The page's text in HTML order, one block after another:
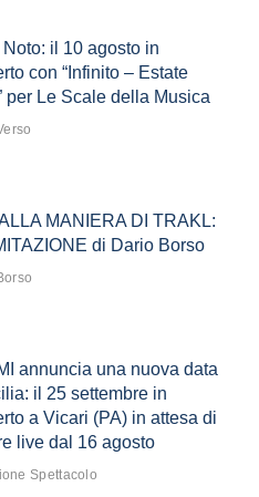
Noto: il 10 agosto in
con “Infinito – Estate
per Le Scale della Musica
MANIERA DI TRAKL:
di Dario Borso
annuncia una nuova data
il 25 settembre in
a Vicari (PA) in attesa di
live dal 16 agosto
Spettacolo